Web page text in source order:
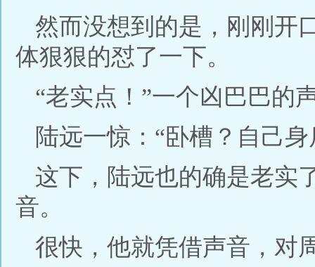
然而没想到的是，刚刚开
体狠狠的怼了一下。
“老实点！”一个凶巴巴的
陆远一惊：“卧槽？自己
这下，陆远也的确是老实
音。
很快，他就凭借声音，对